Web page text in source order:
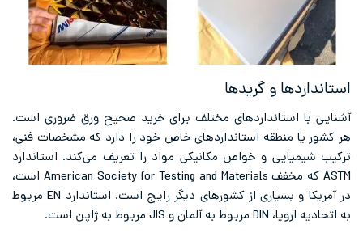
استانداردها و گریدها
آشنایی با استانداردهای مختلف برای خرید صحیح ورق ضروری است.
هر کشور یا منطقه استانداردهای خاص خود را دارد که مشخصات فنی،
ترکیب شیمیایی و خواص مکانیکی مواد را تعریف می‌کند. استاندارد
ASTM که مخفف American Society for Testing and Materials است،
در آمریکا و بسیاری از کشورهای دیگر رایج است. استاندارد EN مربوط
به اتحادیه اروپا، DIN مربوط به آلمان و JIS مربوط به ژاپن است.